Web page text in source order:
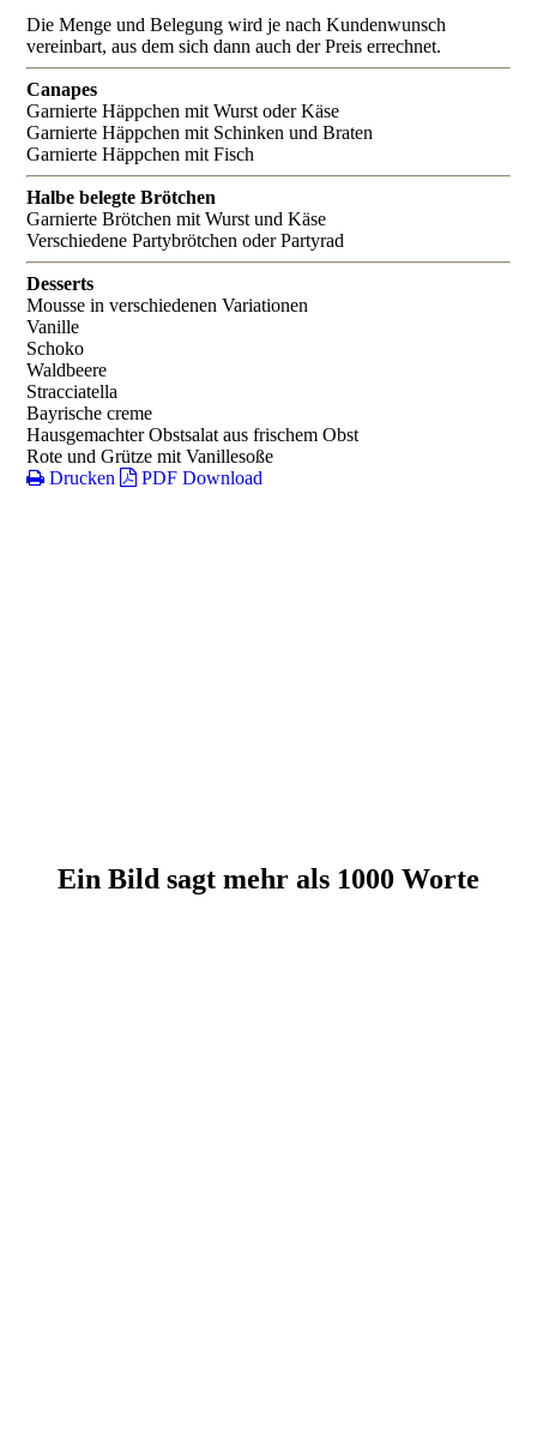
Die Menge und Belegung wird je nach Kundenwunsch
vereinbart, aus dem sich dann auch der Preis errechnet.
Canapes
Garnierte Häppchen mit Wurst oder Käse
Garnierte Häppchen mit Schinken und Braten
Garnierte Häppchen mit Fisch
Halbe belegte Brötchen
Garnierte Brötchen mit Wurst und Käse
Verschiedene Partybrötchen oder Partyrad
Desserts
Mousse in verschiedenen Variationen
Vanille
Schoko
Waldbeere
Stracciatella
Bayrische creme
Hausgemachter Obstsalat aus frischem Obst
Rote und Grütze mit Vanillesoße
Drucken
PDF Download
Ein Bild sagt mehr als 1000 Worte